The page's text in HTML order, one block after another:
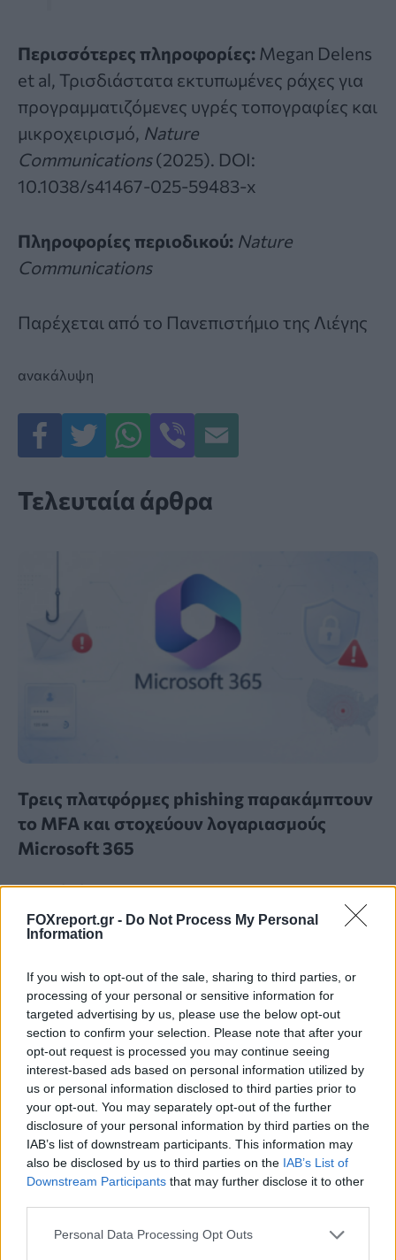
FOXreport.gr - Do Not Process My Personal
Information
If you wish to opt-out of the sale, sharing to third parties, or
processing of your personal or sensitive information for
targeted advertising by us, please use the below opt-out
section to confirm your selection. Please note that after your
opt-out request is processed you may continue seeing
interest-based ads based on personal information utilized by
us or personal information disclosed to third parties prior to
your opt-out. You may separately opt-out of the further
disclosure of your personal information by third parties on the
IAB’s list of downstream participants. This information may
also be disclosed by us to third parties on the IAB’s List of
Downstream Participants that may further disclose it to other
Personal Data Processing Opt Outs
Περισσότερες πληροφορίες: Megan Delens
et al, Τρισδιάστατα εκτυπωμένες ράχες για
προγραμματιζόμενες υγρές τοπογραφίες και
μικροχειρισμό, Nature
Communications(2025). DOI:
10.1038/s41467-025-59483-x
Πληροφορίες περιοδικού: Nature
Communications
Παρέχεται από το Πανεπιστήμιο της Λιέγης
ανακάλυψη
Τελευταία άρθρα
Τρεις πλατφόρμες phishing παρακάμπτουν
το MFA και στοχεύουν λογαριασμούς
Microsoft 365
ΤΕΧΝΟΛΟΓΊΑ 09:00, 08/08/2026
δρόμο για μικρότερες και αποδοτικότερες